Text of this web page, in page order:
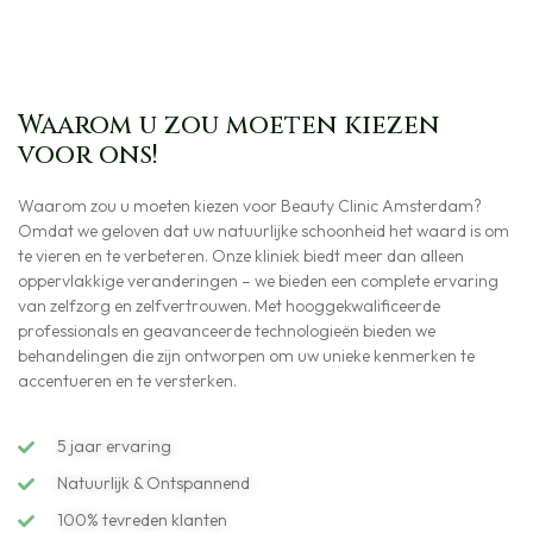
Waarom u zou moeten kiezen
voor ons!
Waarom zou u moeten kiezen voor Beauty Clinic Amsterdam?
Omdat we geloven dat uw natuurlijke schoonheid het waard is om
te vieren en te verbeteren. Onze kliniek biedt meer dan alleen
oppervlakkige veranderingen – we bieden een complete ervaring
van zelfzorg en zelfvertrouwen. Met hooggekwalificeerde
professionals en geavanceerde technologieën bieden we
behandelingen die zijn ontworpen om uw unieke kenmerken te
accentueren en te versterken.
5 jaar ervaring
Natuurlijk & Ontspannend
100% tevreden klanten